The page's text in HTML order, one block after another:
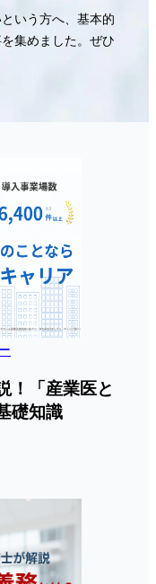
いう方へ、基本的
集めました。ぜひ
！「産業医と
礎知識